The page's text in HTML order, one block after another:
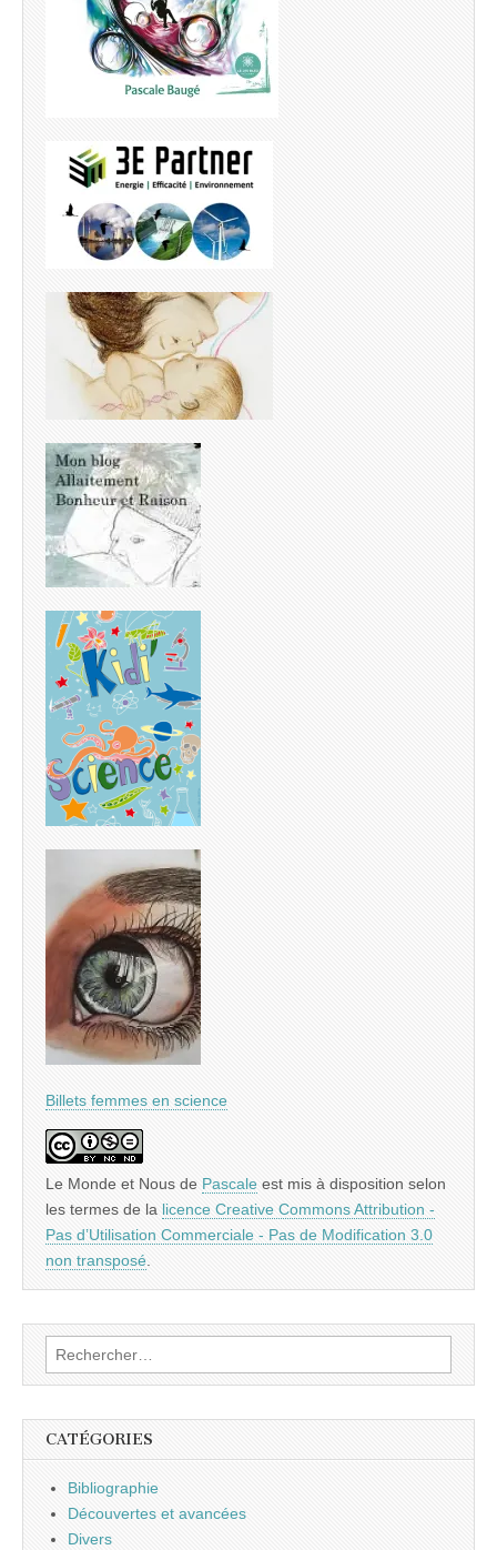
Billets femmes en science
Le Monde et Nous de Pascale est mis à disposition selon
les termes de la licence Creative Commons Attribution -
Pas d’Utilisation Commerciale - Pas de Modification 3.0
non transposé.
Rechercher :
CATÉGORIES
Bibliographie
Découvertes et avancées
Divers